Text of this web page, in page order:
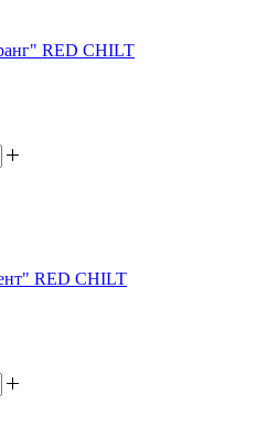
RED CHILT
RED CHILT